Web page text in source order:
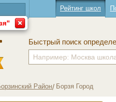
Рейтинг школ
Быстрый поиск
Район Борзя Город